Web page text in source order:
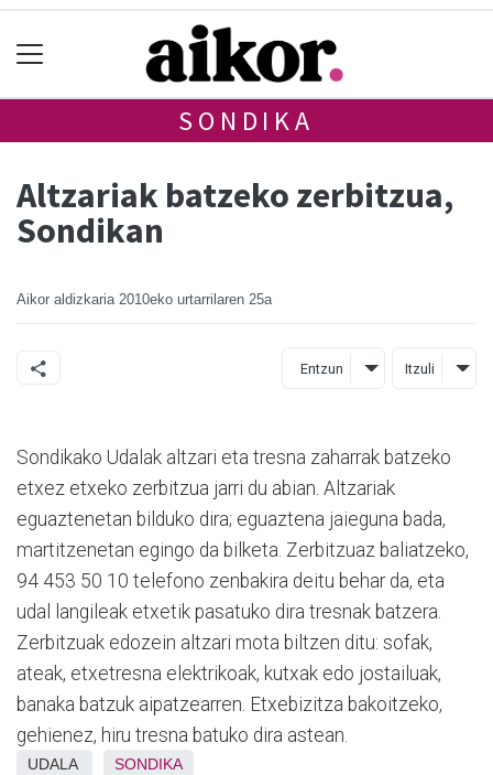
SONDIKA
Altzariak batzeko zerbitzua,
Sondikan
Aikor aldizkaria 2010eko urtarrilaren 25a
Entzun Itzuli
Sondikako Udalak altzari eta tresna zaharrak batzeko
etxez etxeko zerbitzua jarri du abian. Altzariak
eguaztenetan bilduko dira; eguaztena jaieguna bada,
martitzenetan egingo da bilketa. Zerbitzuaz baliatzeko,
94 453 50 10 telefono zenbakira deitu behar da, eta
udal langileak etxetik pasatuko dira tresnak batzera.
Zerbitzuak edozein altzari mota biltzen ditu: sofak,
ateak, etxetresna elektrikoak, kutxak edo jostailuak,
banaka batzuk aipatzearren. Etxebizitza bakoitzeko,
gehienez, hiru tresna batuko dira astean.
UDALA SONDIKA